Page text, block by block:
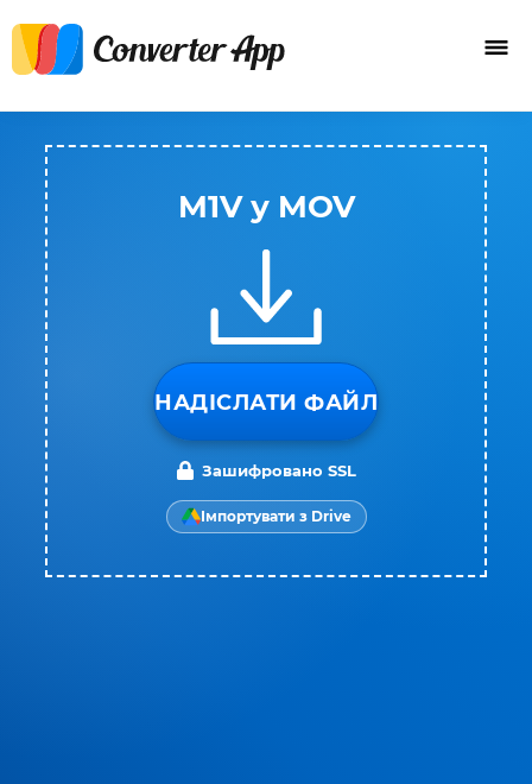
M1V у MOV
НАДІСЛАТИ ФАЙЛ
Зашифровано SSL
Імпортувати з Drive